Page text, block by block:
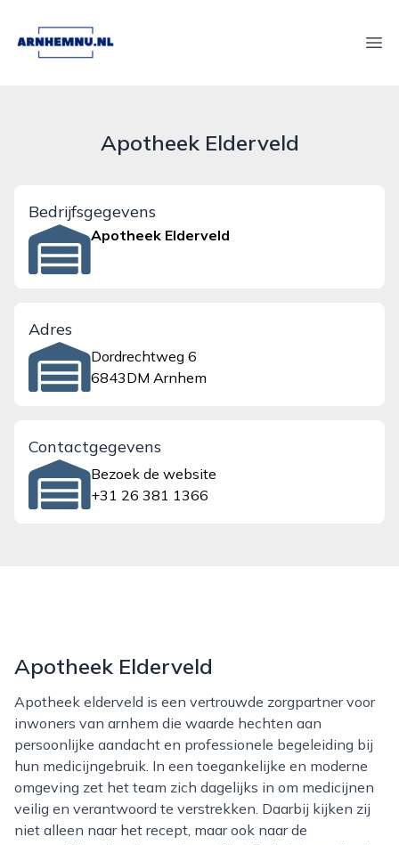
arnhemnu.nl
Apotheek Elderveld
Bedrijfsgegevens
Apotheek Elderveld
Adres
Dordrechtweg 6
6843DM Arnhem
Contactgegevens
Bezoek de website
+31 26 381 1366
Apotheek Elderveld
Apotheek elderveld is een vertrouwde zorgpartner voor
inwoners van arnhem die waarde hechten aan
persoonlijke aandacht en professionele begeleiding bij
hun medicijngebruik. In een toegankelijke en moderne
omgeving zet het team zich dagelijks in om medicijnen
veilig en verantwoord te verstrekken. Daarbij kijken zij
niet alleen naar het recept, maar ook naar de